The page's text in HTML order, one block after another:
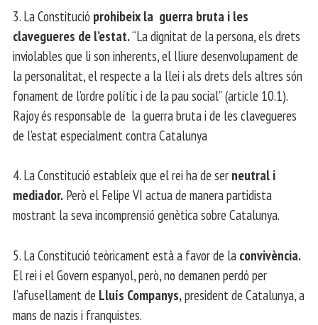
3. La Constitució prohibeix la guerra bruta i les
clavegueres de l’estat.“La dignitat de la persona, els drets
inviolables que li son inherents, el lliure desenvolupament de
la personalitat, el respecte a la llei i als drets dels altres són
fonament de l’ordre polític i de la pau social” (article 10.1).
Rajoy és responsable de la guerra bruta i de les clavegueres
de l’estat especialment contra Catalunya
4. La Constitució estableix que el rei ha de ser neutral i
mediador. Però el Felipe VI actua de manera partidista
mostrant la seva incomprensió genètica sobre Catalunya.
5. La Constitució teòricament està a favor de la convivència.
El rei i el Govern espanyol, però, no demanen perdó per
l’afusellament de Lluís Companys,president de Catalunya, a
mans de nazis i franquistes.